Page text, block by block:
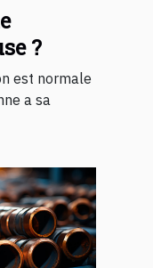
?
est normale
a sa